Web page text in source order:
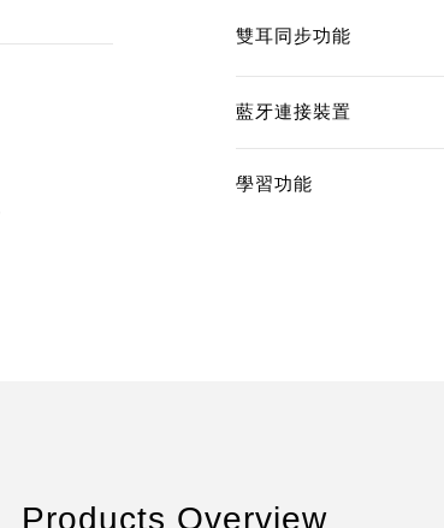
雙耳同步功能
藍牙連接裝置
學習功能
Products Overview